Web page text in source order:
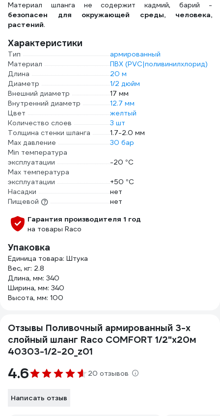
Материал шланга не содержит кадмий, барий -
безопасен для окружающей среды, человека,
растений.
Характеристики
Тип
армированный
Материал
ПВХ (PVC|поливинилхлорид)
Длина
20 м
Диаметр
1/2 дюйм
Внешний диаметр
17 мм
Внутренний диаметр
12.7 мм
Цвет
желтый
Количество слоев
3 шт
Толщина стенки шланга
1.7-2.0 мм
Max давление
30 бар
Min температура
эксплуатации
-20 °С
Мах температура
эксплуатации
+50 °С
Насадки
нет
Пищевой
нет
Гарантия производителя 1 год
на товары Raco
Упаковка
Единица товара: Штука
Вес, кг: 2.8
Длина, мм: 340
Ширина, мм: 340
Высота, мм: 100
Отзывы Поливочный армированный 3-х
слойный шланг Raco COMFORT 1/2"x20м
40303-1/2-20_z01
4.6 20 отзывов
Написать отзыв